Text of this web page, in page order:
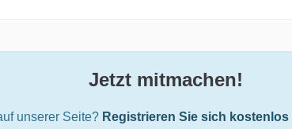
Jetzt mitmachen!
unserer Seite? Registrieren Sie sich kostenlos